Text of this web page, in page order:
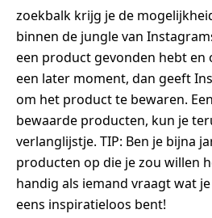
zoekbalk krijg je de
binnen de jungle van
een product gevonden hebt en
een later moment, dan geeft
om het product te bewaren.
bewaarde producten, kun je
verlanglijstje. TIP: Ben je bijna
producten op die je zou willen
handig als iemand vraagt wat
eens inspiratieloos bent!